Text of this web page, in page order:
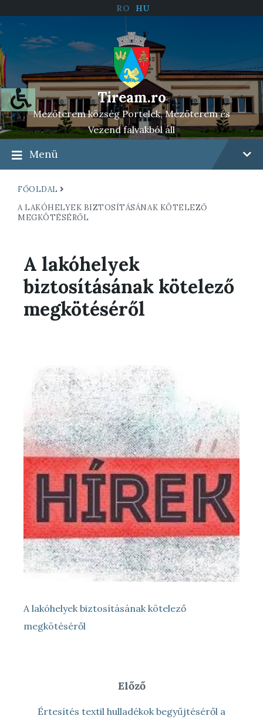
RO HU
Tiream.ro
Mezőterem község Portelek, Mezőterem és
Vezend falvakból áll
Menü
FŐOLDAL
A LAKÓHELYEK BIZTOSÍTÁSÁNAK KÖTELEZŐ
MEGKÖTÉSÉRŐL
A lakóhelyek
biztosításának kötelező
megkötéséről
A lakóhelyek biztosításának kötelező
megkötéséről
Előző
Értesítés textil hulladékok begyűjtéséről a